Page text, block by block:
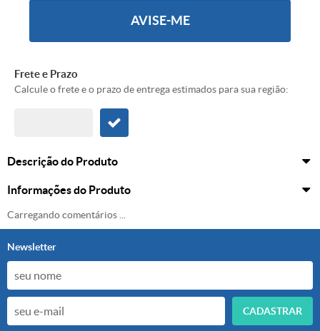
AVISE-ME
Frete e Prazo
Calcule o frete e o prazo de entrega estimados para sua região:
Descrição do Produto
Informações do Produto
Carregando comentários ...
Newsletter
CADASTRAR